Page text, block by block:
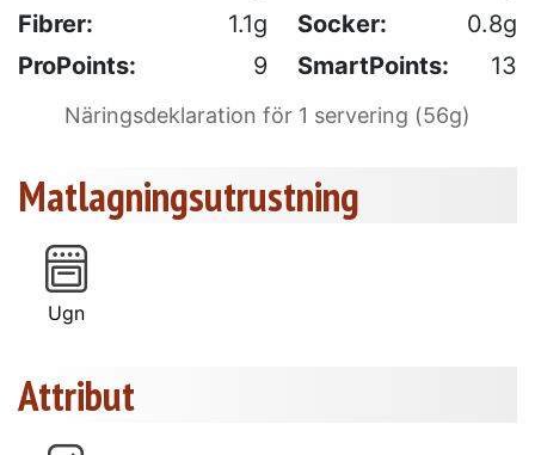
Fibrer:
1.1g Socker:
0.8g
ProPoints:
9 SmartPoints: 13
Näringsdeklaration för 1 servering (56g)
Matlagningsutrustning
Ugn
Attribut